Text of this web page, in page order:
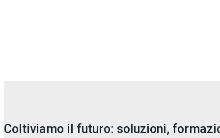
Coltiviamo il futuro: soluzioni,